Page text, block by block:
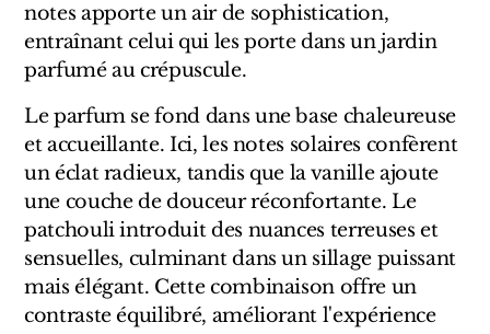
notes apporte un air de sophistication,
entraînant celui qui les porte dans un jardin
parfumé au crépuscule.
Le parfum se fond dans une base chaleureuse
et accueillante. Ici, les notes solaires confèrent
un éclat radieux, tandis que la vanille ajoute
une couche de douceur réconfortante. Le
patchouli introduit des nuances terreuses et
sensuelles, culminant dans un sillage puissant
mais élégant. Cette combinaison offre un
contraste équilibré, améliorant l'expérience
Clive Christian
Marques Argentines
Altaia
Pour Lui
Pour Elle